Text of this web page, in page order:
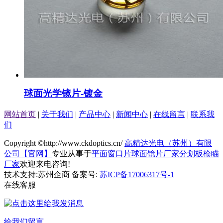
球面光学镜片-镀金
网站首页 | 关于我们 | 产品中心 | 新闻中心 | 在线留言 | 联系我
们
Copyright ©http://www.ckdoptics.cn/高精达光电（苏州）有限
公司【官网】 专业从事于平面窗口片球面镜片厂家分划板枪瞄
厂家欢迎来电咨询!
技术支持:苏州企商 备案号: 苏ICP备17006317号-1
在线客服